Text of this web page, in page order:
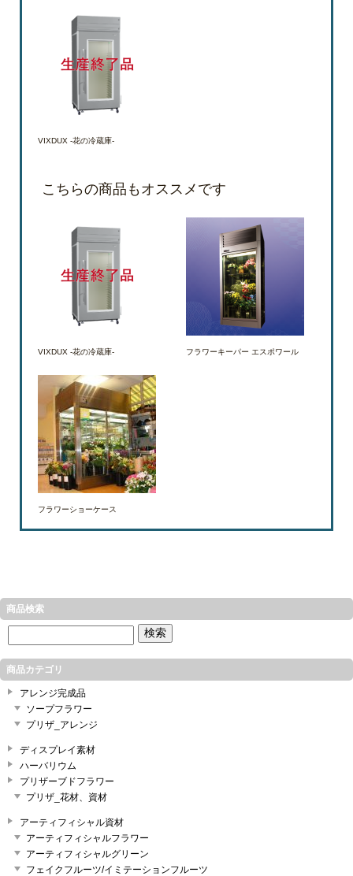
VIXDUX -花の冷蔵庫-
こちらの商品もオススメです
VIXDUX -花の冷蔵庫- フラワーキーパー エスポワール
フラワーショーケース
商品検索
商品カテゴリ
アレンジ完成品
ソープフラワー
プリザ_アレンジ
ディスプレイ素材
ハーバリウム
プリザーブドフラワー
プリザ_花材、資材
アーティフィシャル資材
アーティフィシャルフラワー
アーティフィシャルグリーン
フェイクフルーツ/イミテーションフルーツ